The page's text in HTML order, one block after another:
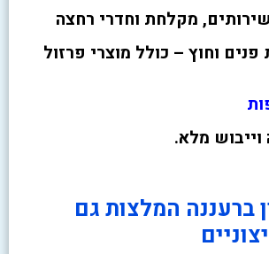
שירותים, מקלחת וחדרי רחצה
פנים וחוץ – כולל מוצרי פרזול
מלא.
ברעננה המלצות גם